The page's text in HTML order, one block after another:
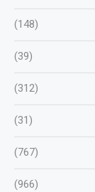
(148)
(39)
(312)
(31)
(767)
(966)